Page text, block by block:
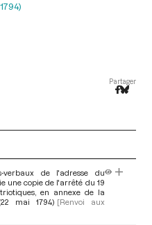
Partager
verbaux de l'adresse du
une copie de l'arrêté du 19
en annexe de la
mai 1794) [Renvoi aux